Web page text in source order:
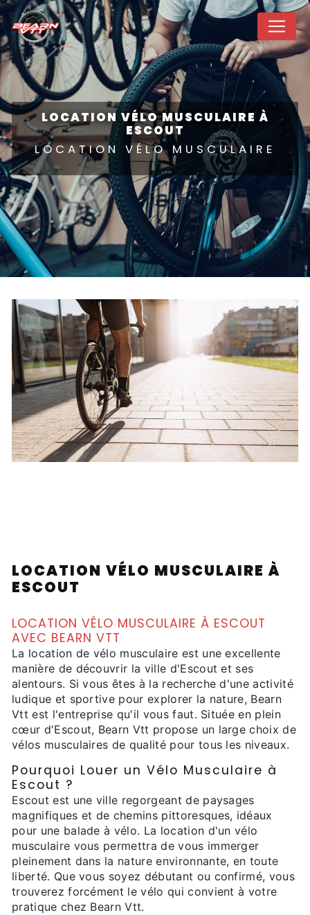
LOCATION VÉLO MUSCULAIRE À
ESCOUT
LOCATION VÉLO MUSCULAIRE
LOCATION VÉLO MUSCULAIRE À
ESCOUT
LOCATION VÉLO MUSCULAIRE À ESCOUT
AVEC BEARN VTT
La location de vélo musculaire est une excellente
manière de découvrir la ville d'Escout et ses
alentours. Si vous êtes à la recherche d'une activité
ludique et sportive pour explorer la nature, Bearn
Vtt est l'entreprise qu'il vous faut. Située en plein
cœur d'Escout, Bearn Vtt propose un large choix de
vélos musculaires de qualité pour tous les niveaux.
Pourquoi Louer un Vélo Musculaire à
Escout ?
Escout est une ville regorgeant de paysages
magnifiques et de chemins pittoresques, idéaux
pour une balade à vélo. La location d'un vélo
musculaire vous permettra de vous immerger
pleinement dans la nature environnante, en toute
liberté. Que vous soyez débutant ou confirmé, vous
trouverez forcément le vélo qui convient à votre
pratique chez Bearn Vtt.
Panneau de gestion des cookies